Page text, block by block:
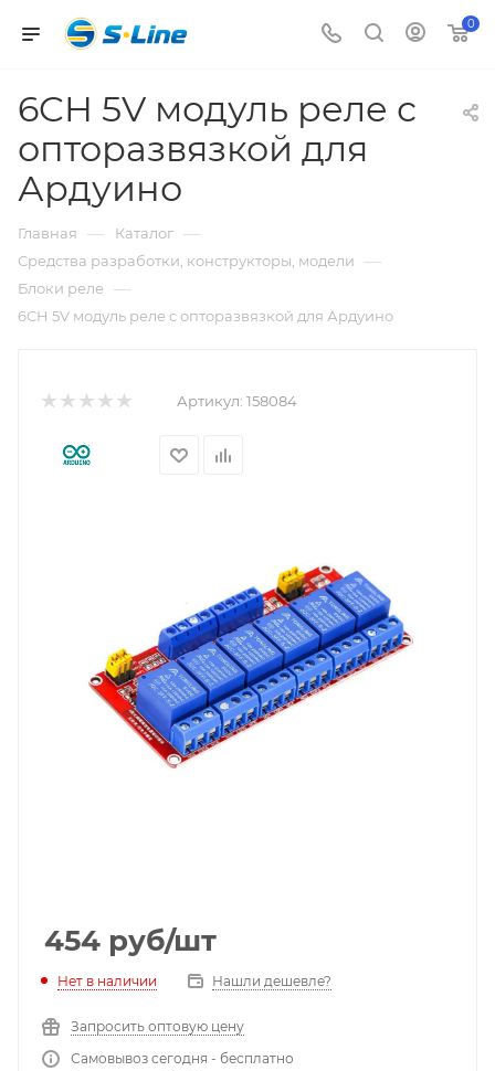
0
6CH 5V модуль реле с
опторазвязкой для
Ардуино
Главная — Каталог —
Средства разработки, конструкторы, модели —
Блоки реле —
6CH 5V модуль реле с опторазвязкой для Ардуино
Артикул: 158084
454 руб/шт
Нет в наличии Нашли дешевле?
Запросить оптовую цену
Самовывоз сегодня - бесплатно